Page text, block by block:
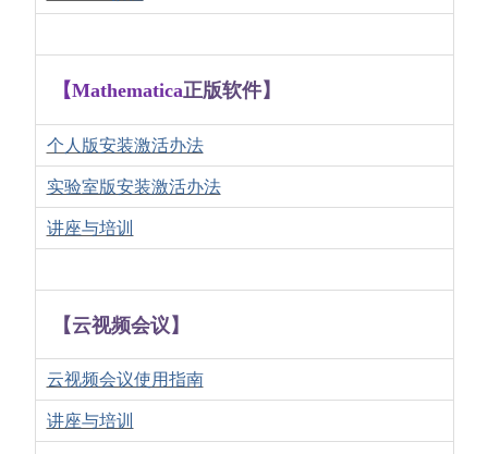
【Mathematica正版软件】
个人版安装激活办法
实验室版安装激活办法
讲座与培训
【云视频会议】
云视频会议使用指南
讲座与培训